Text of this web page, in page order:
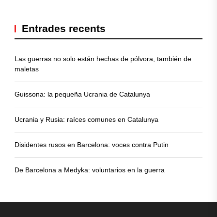
Entrades recents
Las guerras no solo están hechas de pólvora, también de
maletas
Guissona: la pequeña Ucrania de Catalunya
Ucrania y Rusia: raíces comunes en Catalunya
Disidentes rusos en Barcelona: voces contra Putin
De Barcelona a Medyka: voluntarios en la guerra